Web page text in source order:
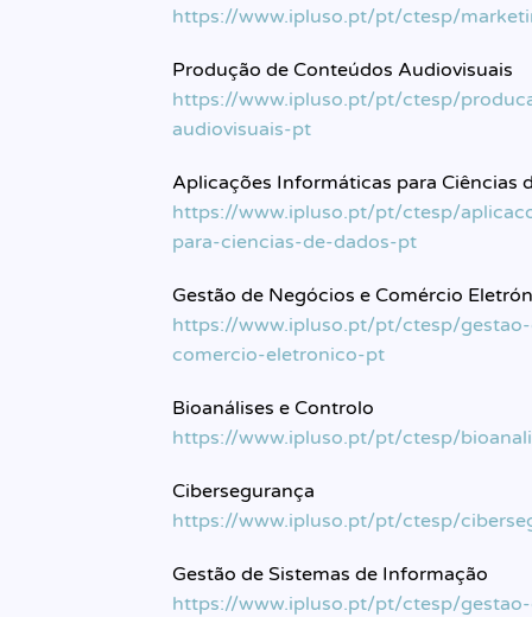
https://www.ipluso.pt/pt/ctesp/
Produção de Conteúdos Audiovisuais
https://www.ipluso.pt/pt/ctesp/
audiovisuais-pt
Aplicações Informáticas para Ciências
https://www.ipluso.pt/pt/ctesp/
para-ciencias-de-dados-pt
Gestão de Negócios e Comércio
https://www.ipluso.pt/pt/ctesp/
comercio-eletronico-pt
Bioanálises e Controlo
https://www.ipluso.pt/pt/ctesp/
Cibersegurança
https://www.ipluso.pt/pt/ctesp/
Gestão de Sistemas de Informação
https://www.ipluso.pt/pt/ctesp/